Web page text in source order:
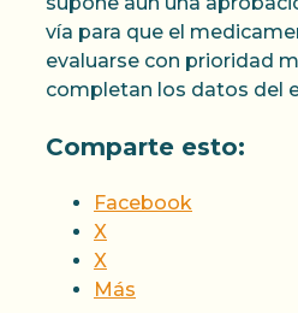
vía para que el
evaluarse con prioridad
completan los datos del
Comparte esto:
Facebook
X
X
Más